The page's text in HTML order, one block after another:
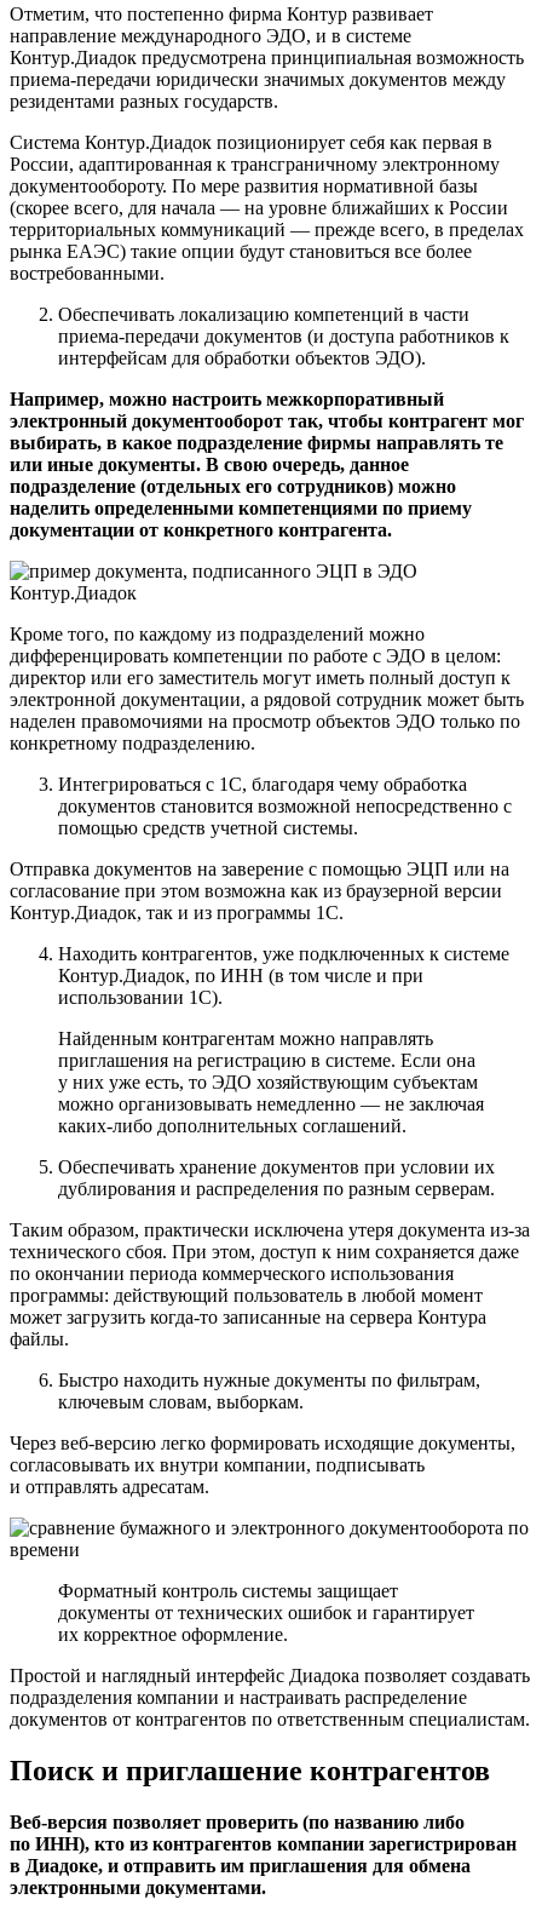
Отметим, что постепенно фирма Контур развивает
направление международного ЭДО, и в системе
Контур.Диадок предусмотрена принципиальная возможность
приема-передачи юридически значимых документов между
резидентами разных государств.
Система Контур.Диадок позиционирует себя как первая в
России, адаптированная к трансграничному электронному
документообороту. По мере развития нормативной базы
(скорее всего, для начала — на уровне ближайших к России
территориальных коммуникаций — прежде всего, в пределах
рынка ЕАЭС) такие опции будут становиться все более
востребованными.
Обеспечивать локализацию компетенций в части
приема-передачи документов (и доступа работников к
интерфейсам для обработки объектов ЭДО).
Например, можно настроить межкорпоративный
электронный документооборот так, чтобы контрагент мог
выбирать, в какое подразделение фирмы направлять те
или иные документы. В свою очередь, данное
подразделение (отдельных его сотрудников) можно
наделить определенными компетенциями по приему
документации от конкретного контрагента.
Кроме того, по каждому из подразделений можно
дифференцировать компетенции по работе с ЭДО в целом:
директор или его заместитель могут иметь полный доступ к
электронной документации, а рядовой сотрудник может быть
наделен правомочиями на просмотр объектов ЭДО только по
конкретному подразделению.
Интегрироваться с 1С, благодаря чему обработка
документов становится возможной непосредственно с
помощью средств учетной системы.
Отправка документов на заверение с помощью ЭЦП или на
согласование при этом возможна как из браузерной версии
Контур.Диадок, так и из программы 1С.
Находить контрагентов, уже подключенных к системе
Контур.Диадок, по ИНН (в том числе и при
использовании 1С).
Найденным контрагентам можно направлять
приглашения на регистрацию в системе. Если она
у них уже есть, то ЭДО хозяйствующим субъектам
можно организовывать немедленно — не заключая
каких-либо дополнительных соглашений.
Обеспечивать хранение документов при условии их
дублирования и распределения по разным серверам.
Таким образом, практически исключена утеря документа из-за
технического сбоя. При этом, доступ к ним сохраняется даже
по окончании периода коммерческого использования
программы: действующий пользователь в любой момент
может загрузить когда-то записанные на сервера Контура
файлы.
Быстро находить нужные документы по фильтрам,
ключевым словам, выборкам.
Через веб-версию легко формировать исходящие документы,
согласовывать их внутри компании, подписывать
и отправлять адресатам.
Форматный контроль системы защищает
документы от технических ошибок и гарантирует
их корректное оформление.
Простой и наглядный интерфейс Диадока позволяет создавать
подразделения компании и настраивать распределение
документов от контрагентов по ответственным специалистам.
Поиск и приглашение контрагентов
Веб-версия позволяет проверить (по названию либо
по ИНН), кто из контрагентов компании зарегистрирован
в Диадоке, и отправить им приглашения для обмена
электронными документами.